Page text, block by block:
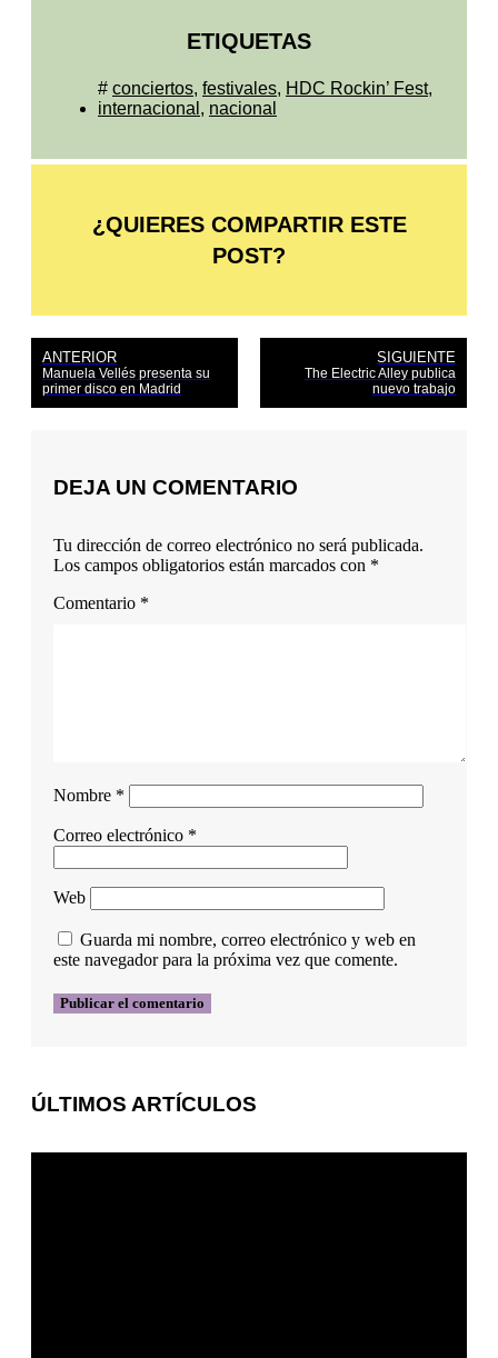
ETIQUETAS
# conciertos, festivales, HDC Rockin’ Fest,
internacional , nacional
¿QUIERES COMPARTIR ESTE
POST?
ANTERIOR
Manuela Vellés presenta su
primer disco en Madrid
SIGUIENTE
The Electric Alley publica
nuevo trabajo
DEJA UN COMENTARIO
Tu dirección de correo electrónico no será publicada.
Los campos obligatorios están marcados con *
Comentario *
Nombre *
Correo electrónico *
Web
Guarda mi nombre, correo electrónico y web en
este navegador para la próxima vez que comente.
ÚLTIMOS ARTÍCULOS